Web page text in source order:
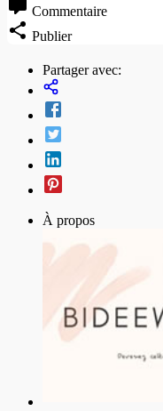
Commentaire
Publier
Partager avec:
À propos